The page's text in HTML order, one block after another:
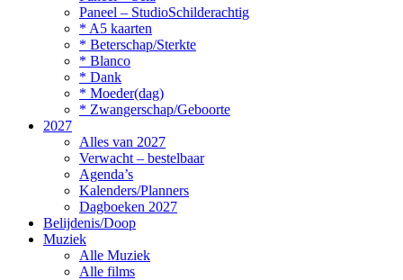
Paneel – StudioSchilderachtig
* A5 kaarten
* Beterschap/Sterkte
* Blanco
* Dank
* Moeder(dag)
* Zwangerschap/Geboorte
2027
Alles van 2027
Verwacht – bestelbaar
Agenda’s
Kalenders/Planners
Dagboeken 2027
Belijdenis/Doop
Muziek
Alle Muziek
Alle films